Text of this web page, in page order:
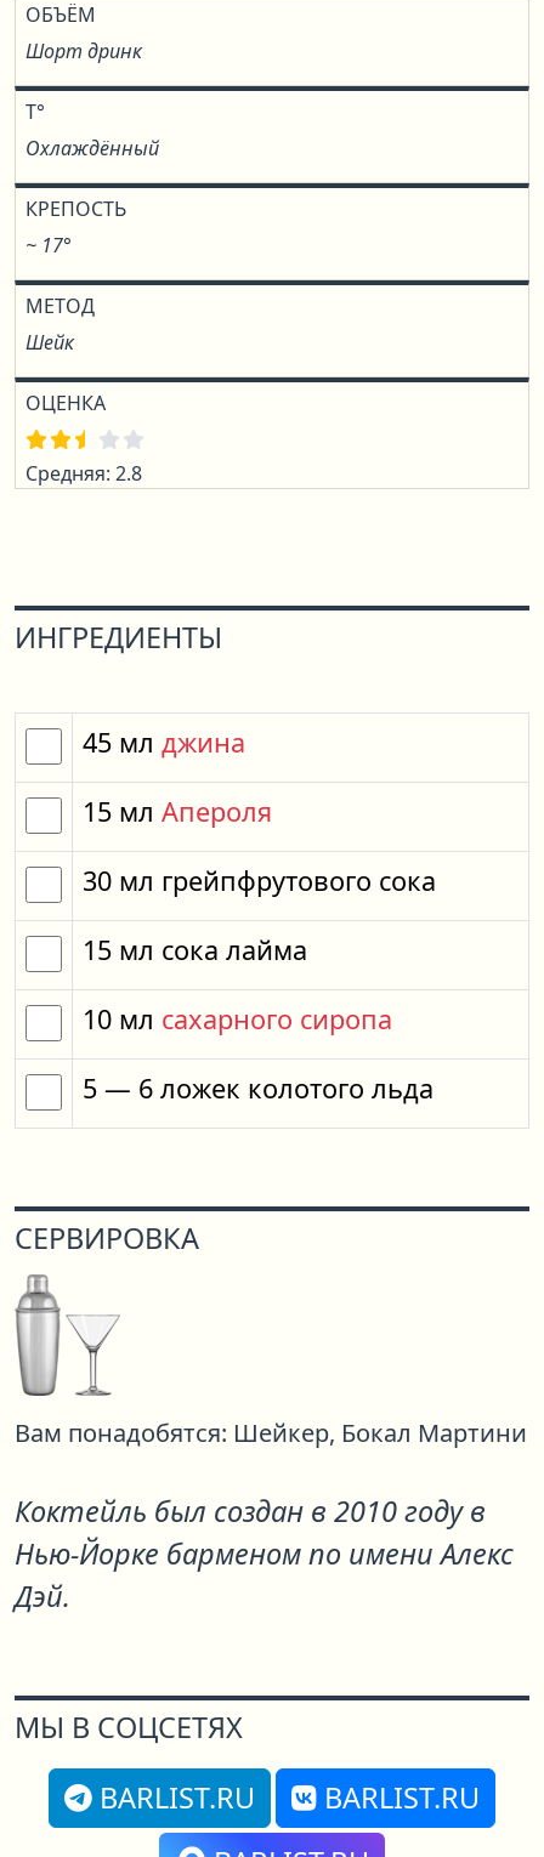
ОБЪЁМ
Шорт дринк
T°
Охлаждённый
КРЕПОСТЬ
~ 17°
МЕТОД
Шейк
ОЦЕНКА
Средняя: 2.8
ИНГРЕДИЕНТЫ
45 мл джина
15 мл Апероля
30 мл грейпфрутового сока
15 мл сока лайма
10 мл сахарного сиропа
5 — 6 ложек колотого льда
СЕРВИРОВКА
Вам понадобятся: Шейкер, Бокал Мартини
Коктейль был создан в 2010 году в
Нью-Йорке барменом по имени Алекс
Дэй.
МЫ В СОЦСЕТЯХ
BARLIST.RU
BARLIST.RU